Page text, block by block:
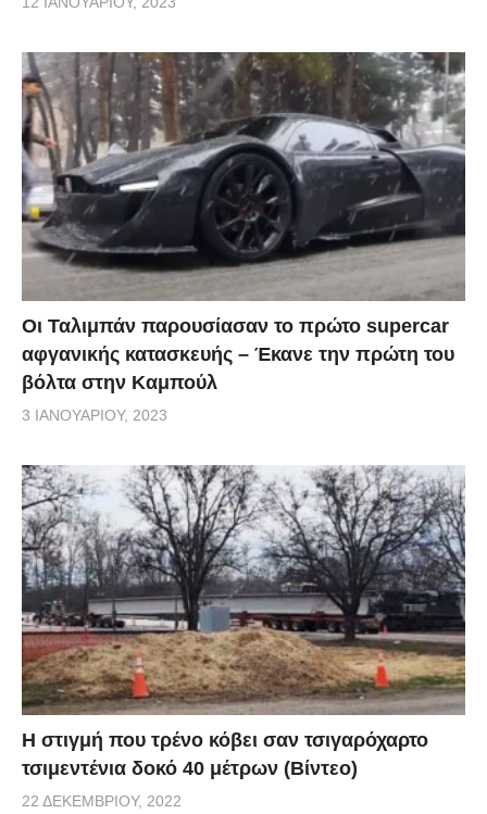
Οι Ταλιμπάν παρουσίασαν το πρώτο supercar
αφγανικής κατασκευής – Έκανε την πρώτη του
βόλτα στην Καμπούλ
3 ΙΑΝΟΥΑΡΊΟΥ, 2023
H στιγμή που τρένο κόβει σαν τσιγαρόχαρτο
τσιμεντένια δοκό 40 μέτρων (Βίντεο)
22 ΔΕΚΕΜΒΡΊΟΥ, 2022